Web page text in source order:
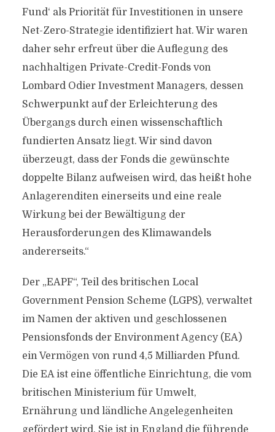
Fund‘ als Priorität für Investitionen in unsere
Net-Zero-Strategie identifiziert hat. Wir waren
daher sehr erfreut über die Auflegung des
nachhaltigen Private-Credit-Fonds von
Lombard Odier Investment Managers, dessen
Schwerpunkt auf der Erleichterung des
Übergangs durch einen wissenschaftlich
fundierten Ansatz liegt. Wir sind davon
überzeugt, dass der Fonds die gewünschte
doppelte Bilanz aufweisen wird, das heißt hohe
Anlagerenditen einerseits und eine reale
Wirkung bei der Bewältigung der
Herausforderungen des Klimawandels
andererseits.“
Der „EAPF“, Teil des britischen Local
Government Pension Scheme (LGPS), verwaltet
im Namen der aktiven und geschlossenen
Pensionsfonds der Environment Agency (EA)
ein Vermögen von rund 4,5 Milliarden Pfund.
Die EA ist eine öffentliche Einrichtung, die vom
britischen Ministerium für Umwelt,
Ernährung und ländliche Angelegenheiten
gefördert wird. Sie ist in England die führende